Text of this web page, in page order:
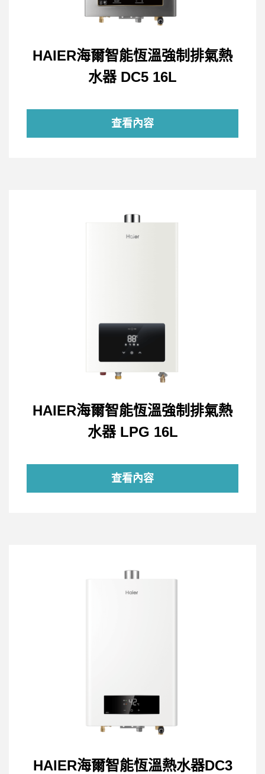
HAIER海爾智能恆溫強制排氣熱
水器 DC5 16L
查看內容
HAIER海爾智能恆溫強制排氣熱
水器 LPG 16L
查看內容
HAIER海爾智能恆溫熱水器DC3